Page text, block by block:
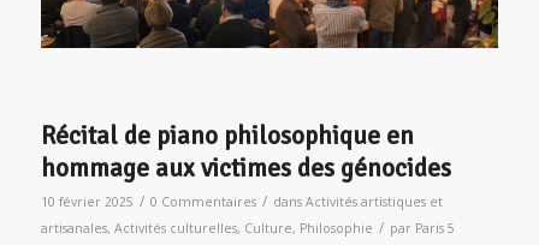
Récital de piano philosophique en
hommage aux victimes des génocides
10 février 2025 / 0 Commentaires / dans Activités artistiques et
artisanales, Activités culturelles, Culture, Philosophie / par Paris 5